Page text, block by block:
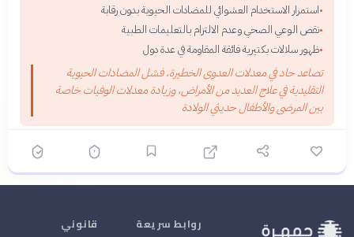
•استمرار الاستخدام العشوائي للمضادات الحيوية بدون رقابة
•نقص الوعي الصحي وعدم الالتزام بالتعليمات الطبية
•ظهور سلالات بكتيرية فائقة المقاومة في عدة دول
تصاعد حاد في معدلات العدوى الخطيرة، فشل المضادات الحيوية
التقليدية في علاج العديد من الأمراض، وزيادة معدلات الوفيات خاصة
بين المرضى والأطفال حديثي الولادة
روابط سريعة قانوني